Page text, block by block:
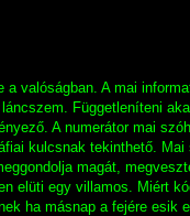
a valóságban. A mai
Függetleníteni
A numerátor mai
kulcsnak tekinthető.
magát,
elüti egy villamos. Miért
ha másnap a fejére esik